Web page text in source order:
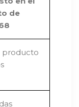
de
producto